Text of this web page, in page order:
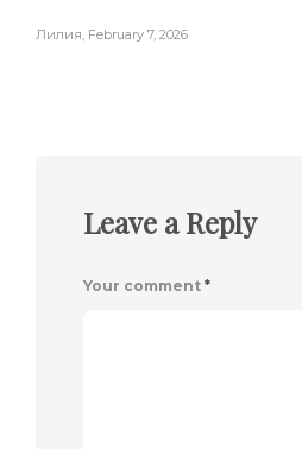
Лилия, February 7, 2026
Leave a Reply
Your comment *